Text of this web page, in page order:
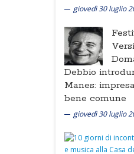
giovedì 30 luglio
Debbio
Manes:
bene comune
giovedì 30 luglio